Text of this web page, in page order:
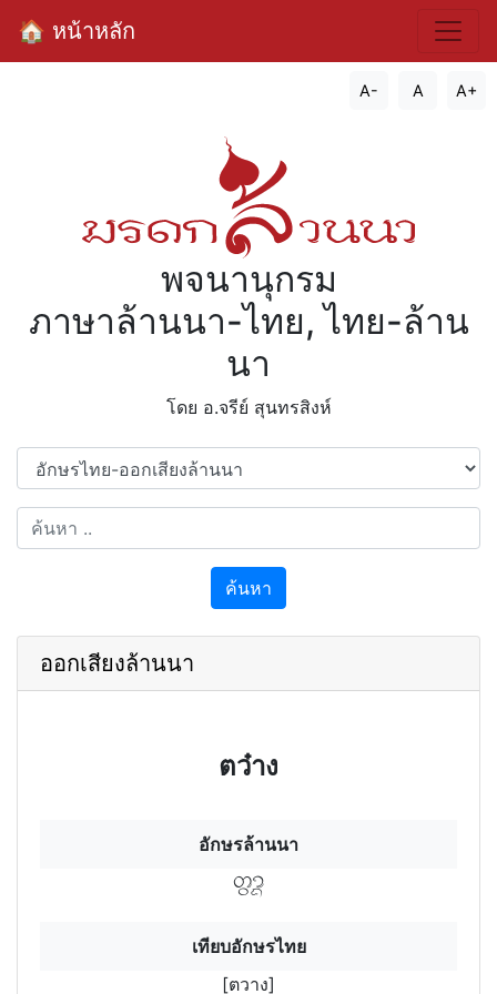
🏠 หน้าหลัก
A- A A+
พจนานุกรม
ภาษาล้านนา-ไทย, ไทย-ล้าน
นา
โดย อ.จรีย์​ สุนทรสิงห์
ค้นหา
ออกเสียงล้านนา
ตว๋าง
อักษรล้านนา
ตวฯางฯ
เทียบอักษรไทย
[ตวาง]